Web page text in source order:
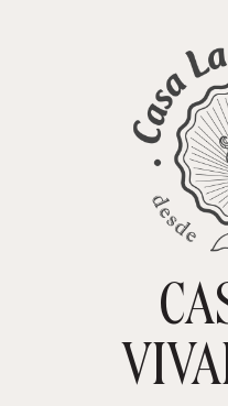
TIENDA ONLINE